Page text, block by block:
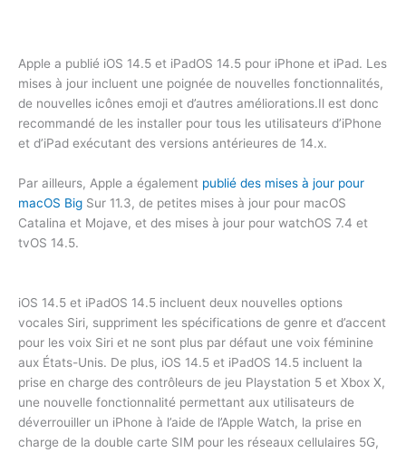
Apple a publié iOS 14.5 et iPadOS 14.5 pour iPhone et iPad. Les
mises à jour incluent une poignée de nouvelles fonctionnalités,
de nouvelles icônes emoji et d’autres améliorations.Il est donc
recommandé de les installer pour tous les utilisateurs d’iPhone
et d’iPad exécutant des versions antérieures de 14.x.
Par ailleurs, Apple a également publié des mises à jour pour
macOS Big Sur 11.3, de petites mises à jour pour macOS
Catalina et Mojave, et des mises à jour pour watchOS 7.4 et
tvOS 14.5.
iOS 14.5 et iPadOS 14.5 incluent deux nouvelles options
vocales Siri, suppriment les spécifications de genre et d’accent
pour les voix Siri et ne sont plus par défaut une voix féminine
aux États-Unis. De plus, iOS 14.5 et iPadOS 14.5 incluent la
prise en charge des contrôleurs de jeu Playstation 5 et Xbox X,
une nouvelle fonctionnalité permettant aux utilisateurs de
déverrouiller un iPhone à l’aide de l’Apple Watch, la prise en
charge de la double carte SIM pour les réseaux cellulaires 5G,